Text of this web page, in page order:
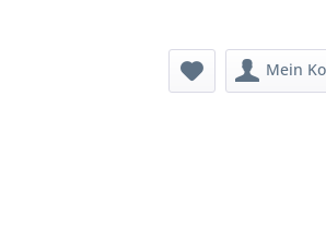
Mein